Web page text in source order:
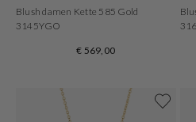
Blush damen Kette 585 Gold
3145YGO
€ 569,00